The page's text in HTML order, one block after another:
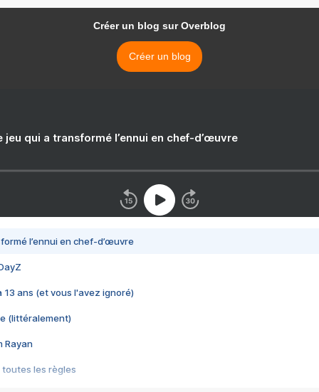
Créer un blog sur Overblog
Créer un blog
jeu qui a transformé l’ennui en chef-d’œuvre
l’ennui en chef-d’œuvre
13 ans (et vous l'avez ignoré)
(littéralement)
Rayan
toutes les règles